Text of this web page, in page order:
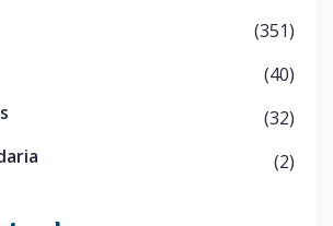
(351)
(40)
(32)
(2)